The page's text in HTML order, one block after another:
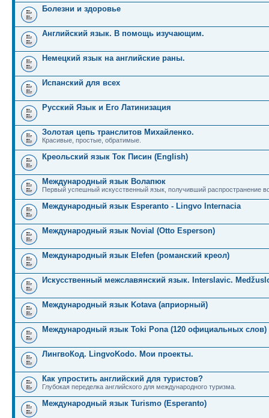
Болезни и здоровье
Английский язык. В помощь изучающим.
Немецкий язык на английские раны.
Испанский для всех
Русский Язык и Его Латинизация
Золотая цепь транслитов Михайленко.
Красивые, простые, обратимые.
Креольский язык Ток Писин (English)
Международный язык Волапюк
Первый успешный искусственный язык, получивший распространение
Международный язык Esperanto - Lingvo Internacia
Международный язык Novial (Otto Esperson)
Международный язык Elefen (романский креол)
Искусственный межславянский язык. Interslavic.
Международный язык Kotava (априорный)
Международный язык Toki Pona (120 официальных слов)
ЛингвоКод. LingvoKodo. Мои проекты.
Как упростить английский для туристов?
Глубокая переделка английского для международного туризма.
Международный язык Turismo (Esperanto)